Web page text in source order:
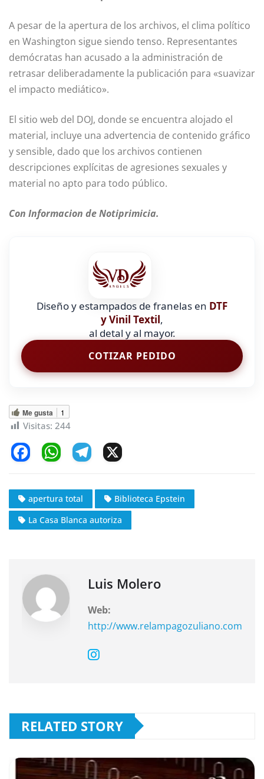
A pesar de la apertura de los archivos, el clima político
en Washington sigue siendo tenso. Representantes
demócratas han acusado a la administración de
retrasar deliberadamente la publicación para «suavizar
el impacto mediático».
El sitio web del DOJ, donde se encuentra alojado el
material, incluye una advertencia de contenido gráfico
y sensible, dado que los archivos contienen
descripciones explícitas de agresiones sexuales y
material no apto para todo público.
Con Informacion de Notiprimicia.
Diseño y estampados de franelas en DTF
y Vinil Textil,
al detal y al mayor.
COTIZAR PEDIDO
Me gusta 1
Visitas: 244
c
e
b
k
W
at
s
A
e
gr
a
apertura total
Biblioteca Epstein
La Casa Blanca autoriza
Luis Molero
Web:
http://www.relampagozuliano.com
RELATED STORY